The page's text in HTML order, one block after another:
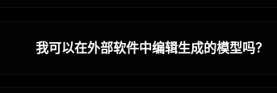
我可以在外部软件中编辑生成的模型吗？